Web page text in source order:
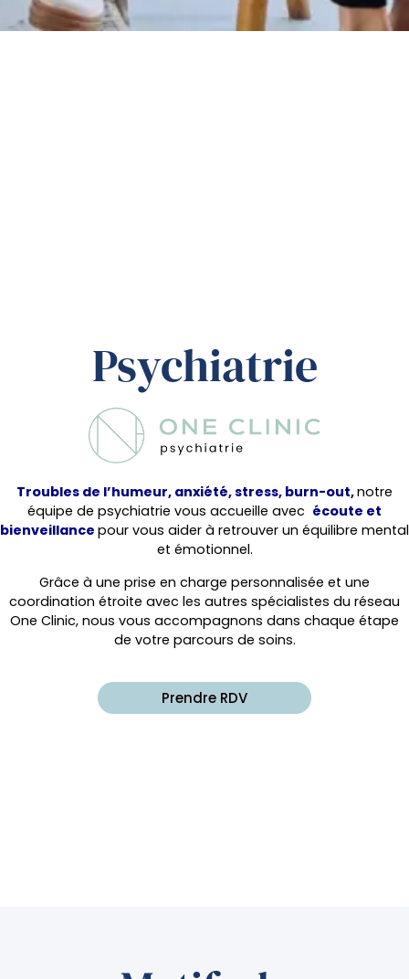
Psychiatrie
Troubles de l’humeur, anxiété, stress, burn-out,notre
équipe de psychiatrie vous accueille avec écoute et
bienveillance pour vous aider à retrouver un équilibre mental
et émotionnel.
Grâce à une prise en charge personnalisée et une
coordination étroite avec les autres spécialistes du réseau
One Clinic, nous vous accompagnons dans chaque étape
de votre parcours de soins.
Prendre RDV